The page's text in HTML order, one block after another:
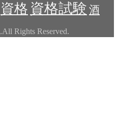
資格 資格試験 酒
.All Rights Reserved.